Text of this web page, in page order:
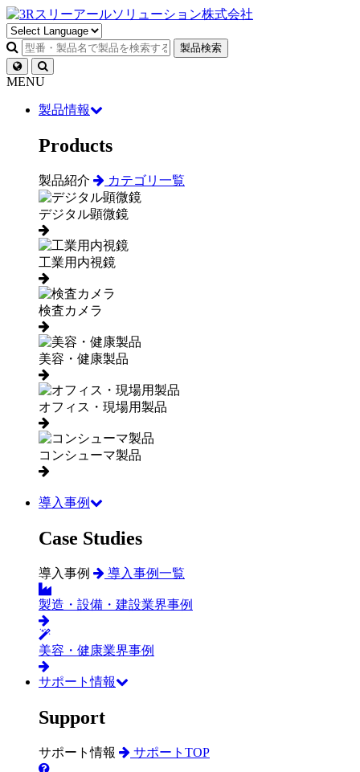
製品検索
MENU
製品情報
Products
製品紹介 カテゴリ一覧
デジタル顕微鏡
工業用内視鏡
検査カメラ
美容・健康製品
オフィス・現場用製品
コンシューマ製品
導入事例
Case Studies
導入事例 導入事例一覧
製造・設備・建設業界事例
美容・健康業界事例
サポート情報
Support
サポート情報 サポートTOP